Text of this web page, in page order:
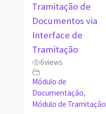
Tramitação de
Documentos via
Interface de
Tramitação
6views
Módulo de
Documentação,
Módulo de Tramitação